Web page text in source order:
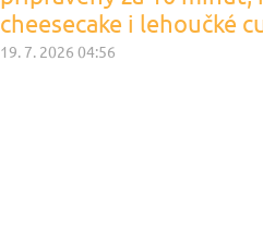
cheesecake i lehoučké
19. 7. 2026 04:56